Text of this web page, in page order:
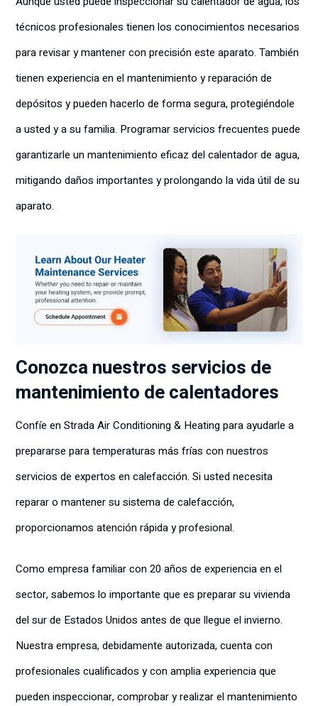
técnicos profesionales tienen los conocimientos necesarios
para revisar y mantener con precisión este aparato. También
tienen experiencia en el mantenimiento y reparación de
depósitos y pueden hacerlo de forma segura, protegiéndole
a usted y a su familia. Programar servicios frecuentes puede
garantizarle un mantenimiento eficaz del calentador de agua,
mitigando daños importantes y prolongando la vida útil de su
aparato.
Conozca nuestros servicios de
mantenimiento de calentadores
Confíe en Strada Air Conditioning & Heating para ayudarle a
prepararse para temperaturas más frías con nuestros
servicios de expertos en calefacción. Si usted necesita
reparar o mantener su sistema de calefacción,
proporcionamos atención rápida y profesional.
Como empresa familiar con 20 años de experiencia en el
sector, sabemos lo importante que es preparar su vivienda
del sur de Estados Unidos antes de que llegue el invierno.
Nuestra empresa, debidamente autorizada, cuenta con
profesionales cualificados y con amplia experiencia que
pueden inspeccionar, comprobar y realizar el mantenimiento